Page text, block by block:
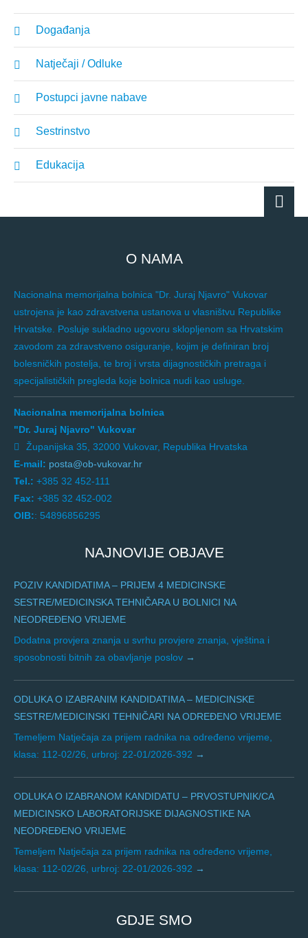
Događanja
Natječaji / Odluke
Postupci javne nabave
Sestrinstvo
Edukacija
O NAMA
Nacionalna memorijalna bolnica "Dr. Juraj Njavro" Vukovar
ustrojena je kao zdravstvena ustanova u vlasništvu Republike
Hrvatske. Posluje sukladno ugovoru sklopljenom sa Hrvatskim
zavodom za zdravstveno osiguranje, kojim je definiran broj
bolesničkih postelja, te broj i vrsta dijagnostičkih pretraga i
specijalističkih pregleda koje bolnica nudi kao usluge.
Nacionalna memorijalna bolnica
"Dr. Juraj Njavro" Vukovar
Županijska 35, 32000 Vukovar, Republika Hrvatska
E-mail: posta@ob-vukovar.hr
Tel.: +385 32 452-111
Fax: +385 32 452-002
OIB:: 54896856295
NAJNOVIJE OBJAVE
POZIV KANDIDATIMA – PRIJEM 4 MEDICINSKE
SESTRE/MEDICINSKA TEHNIČARA U BOLNICI NA
NEODREĐENO VRIJEME
Dodatna provjera znanja u svrhu provjere znanja, vještina i
sposobnosti bitnih za obavljanje poslov
ODLUKA O IZABRANIM KANDIDATIMA – MEDICINSKE
SESTRE/MEDICINSKI TEHNIČARI NA ODREĐENO VRIJEME
Temeljem Natječaja za prijem radnika na određeno vrijeme,
klasa: 112-02/26, urbroj: 22-01/2026-392
ODLUKA O IZABRANOM KANDIDATU – PRVOSTUPNIK/CA
MEDICINSKO LABORATORIJSKE DIJAGNOSTIKE NA
NEODREĐENO VRIJEME
Temeljem Natječaja za prijem radnika na određeno vrijeme,
klasa: 112-02/26, urbroj: 22-01/2026-392
GDJE SMO